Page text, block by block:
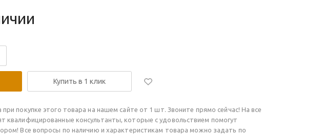
Купить в 1 клик
покупке этого товара на нашем сайте от 1 шт. Звоните прямо сейчас! На все
квалифицированные консультанты, которые с удовольствием помогут
Все вопросы по наличию и характеристикам товара можно задать по